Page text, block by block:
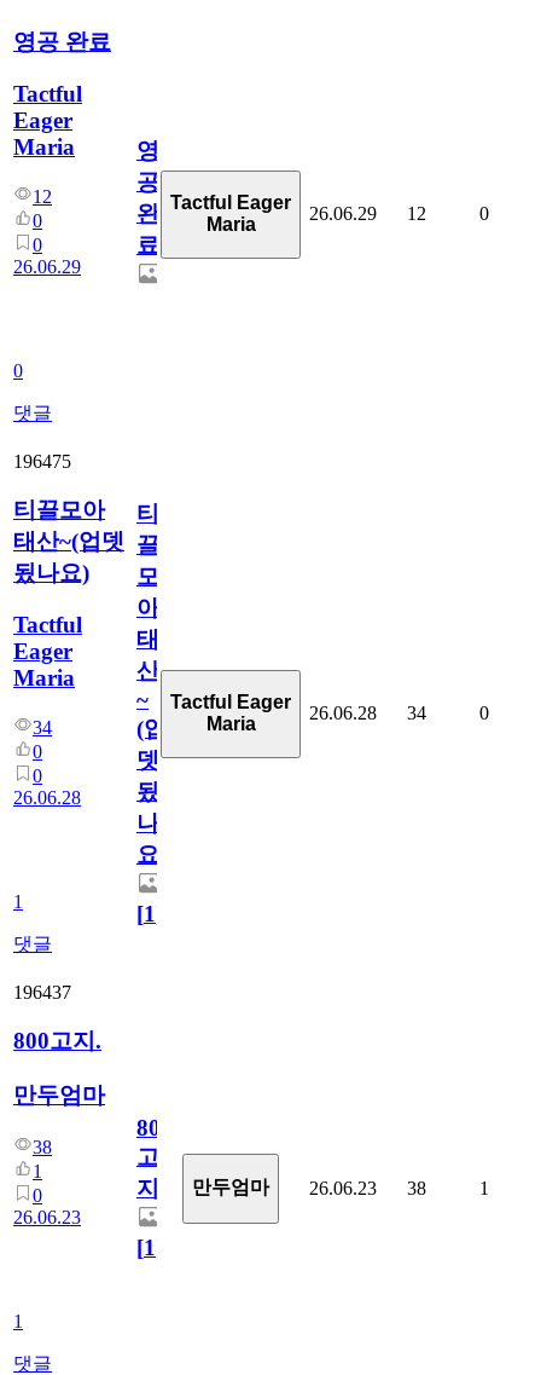
영공 완료
Tactful
Eager
Maria
12
0
0
26.06.29
0
댓글
영
공
완
료
Tactful Eager
Maria
26.06.29 12 0
196475
티끌모아
태산~(업뎃
됬나요)
Tactful
Eager
Maria
34
0
0
26.06.28
1
댓글
티
끌
모
아
태
산
~
(업
뎃
됬
나
요)
[1]
Tactful Eager
Maria
26.06.28 34 0
196437
800고지.
만두엄마
38
1
0
26.06.23
1
댓글
800
고
지.
[1]
만두엄마 26.06.23 38 1